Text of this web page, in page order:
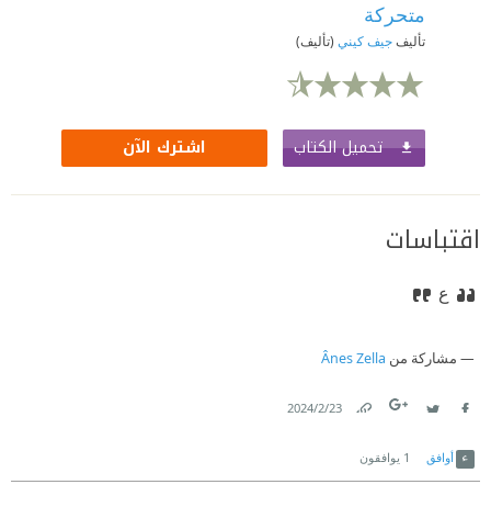
متحركة
تأليفجيف كيني (تأليف)
تحميل الكتاب اشترك الآن
اقتباسات
ع
مشاركة من Ânes Zella
23‏/2‏/2024
أوافق 1 يوافقون